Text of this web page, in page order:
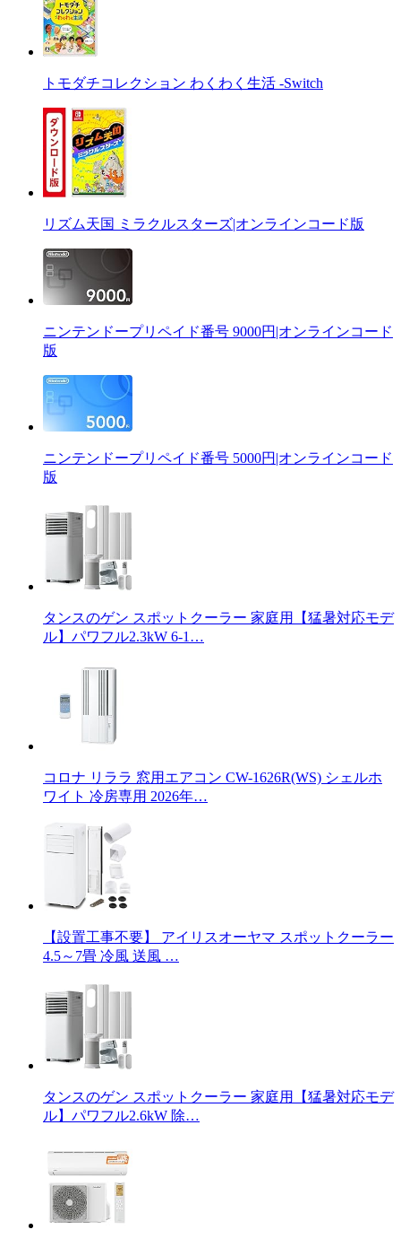
トモダチコレクション わくわく生活 -Switch
リズム天国 ミラクルスターズ|オンラインコード版
ニンテンドープリペイド番号 9000円|オンラインコード
版
ニンテンドープリペイド番号 5000円|オンラインコード
版
タンスのゲン スポットクーラー 家庭用【猛暑対応モデ
ル】パワフル2.3kW 6-1…
コロナ リララ 窓用エアコン CW-1626R(WS) シェルホ
ワイト 冷房専用 2026年…
【設置工事不要】 アイリスオーヤマ スポットクーラー
4.5～7畳 冷風 送風 …
タンスのゲン スポットクーラー 家庭用【猛暑対応モデ
ル】パワフル2.6kW 除…